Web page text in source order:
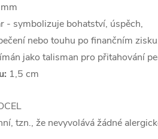
- symbolizuje bohatství, úspěch,
nebo touhu po finančním
jako talisman pro přitahování
1,5 cm
tzn., že nevyvolává žádné